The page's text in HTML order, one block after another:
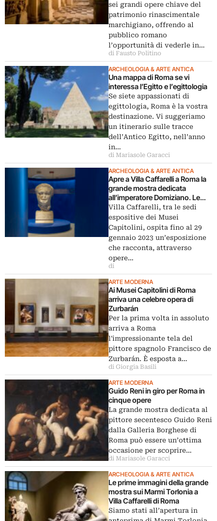
sei grandi opere chiave del
patrimonio rinascimentale
marchigiano, offrendo al
pubblico romano
l’opportunità di vederle in…
di Fausto Politino
ARCHEOLOGIA & ARTE ANTICA
Una mappa di Roma se vi
interessa l’Egitto e l’egittologia
Se siete appassionati di
egittologia, Roma è la vostra
destinazione. Vi suggeriamo
un itinerario sulle tracce
dell’Antico Egitto, nell’anno
in…
di Mariasole Garacci
ARCHEOLOGIA & ARTE ANTICA
Apre a Villa Caffarelli a Roma la
grande mostra dedicata
all’imperatore Domiziano. Le
immagini
Villa Caffarelli, tra le sedi
espositive dei Musei
Capitolini, ospita fino al 29
gennaio 2023 un’esposizione
che racconta, attraverso
opere…
di
ARTE MODERNA
Ai Musei Capitolini di Roma
arriva una celebre opera di
Zurbarán
Per la prima volta in assoluto
arriva a Roma
l'impressionante tela del
pittore spagnolo Francisco de
Zurbarán. È esposta a…
di Giorgia Basili
ARTE MODERNA
Guido Reni in giro per Roma in
cinque opere
La grande mostra dedicata al
pittore secentesco Guido Reni
dalla Galleria Borghese di
Roma può essere un’ottima
occasione per scoprire…
di Mariasole Garacci
ARCHEOLOGIA & ARTE ANTICA
Le prime immagini della grande
mostra sui Marmi Torlonia a
Villa Caffarelli di Roma
Siamo stati all’apertura in